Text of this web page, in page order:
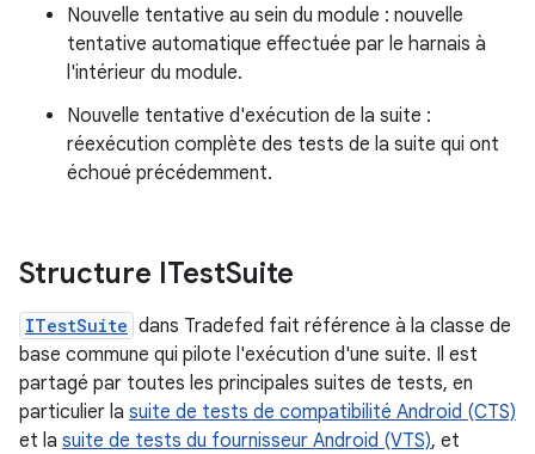
Nouvelle tentative au sein du module : nouvelle
tentative automatique effectuée par le harnais à
l'intérieur du module.
Nouvelle tentative d'exécution de la suite :
réexécution complète des tests de la suite qui ont
échoué précédemment.
Structure ITestSuite
ITestSuite dans Tradefed fait référence à la classe de
base commune qui pilote l'exécution d'une suite. Il est
partagé par toutes les principales suites de tests, en
particulier la suite de tests de compatibilité Android (CTS)
et la suite de tests du fournisseur Android (VTS), et